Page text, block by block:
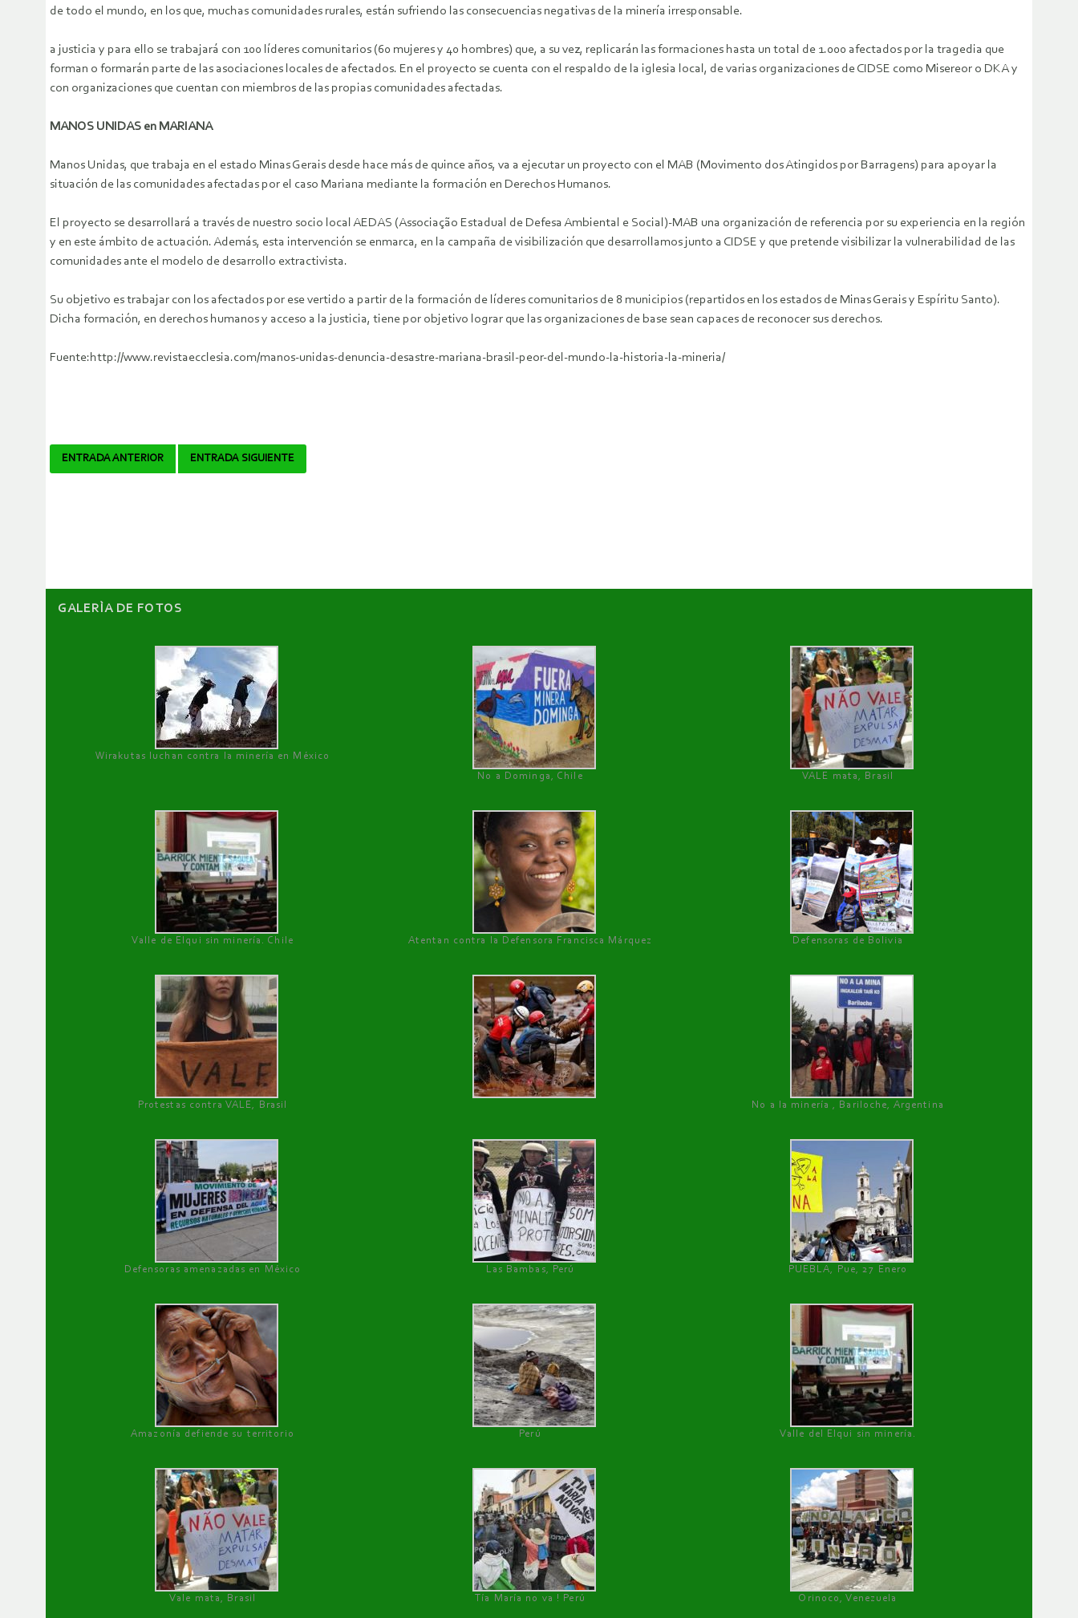
de todo el mundo, en los que, muchas comunidades rurales, están sufriendo las consecuencias negativas de la minería irresponsable.
a justicia y para ello se trabajará con 100 líderes comunitarios (60 mujeres y 40 hombres) que, a su vez, replicarán las formaciones hasta un total de 1.000 afectados por la tragedia que
forman o formarán parte de las asociaciones locales de afectados. En el proyecto se cuenta con el respaldo de la iglesia local, de varias organizaciones de CIDSE como Misereor o DKA y
con organizaciones que cuentan con miembros de las propias comunidades afectadas.
MANOS UNIDAS en MARIANA
Manos Unidas, que trabaja en el estado Minas Gerais desde hace más de quince años, va a ejecutar un proyecto con el MAB (Movimento dos Atingidos por Barragens) para apoyar la
situación de las comunidades afectadas por el caso Mariana mediante la formación en Derechos Humanos.
El proyecto se desarrollará a través de nuestro socio local AEDAS (Associação Estadual de Defesa Ambiental e Social)-MAB una organización de referencia por su experiencia en la región
y en este ámbito de actuación. Además, esta intervención se enmarca, en la campaña de visibilización que desarrollamos junto a CIDSE y que pretende visibilizar la vulnerabilidad de las
comunidades ante el modelo de desarrollo extractivista.
Su objetivo es trabajar con los afectados por ese vertido a partir de la formación de líderes comunitarios de 8 municipios (repartidos en los estados de Minas Gerais y Espíritu Santo).
Dicha formación, en derechos humanos y acceso a la justicia, tiene por objetivo lograr que las organizaciones de base sean capaces de reconocer sus derechos.
Fuente:http://www.revistaecclesia.com/manos-unidas-denuncia-desastre-mariana-brasil-peor-del-mundo-la-historia-la-mineria/
Navegador
ENTRADA ANTERIOR ENTRADA SIGUIENTE
GALERÌA DE FOTOS
Wirakutas luchan contra la minería en México
No a Dominga, Chile
VALE mata, Brasil
Valle de Elqui sin minería. Chile Atentan contra la Defensora Francisca Márquez Defensoras de Bolivia
Protestas contra VALE, Brasil No a la minería , Bariloche, Argentina
Defensoras amenazadas en México Las Bambas, Perú PUEBLA, Pue, 27 Enero
Amazonía defiende su territorio Perú Valle del Elqui sin minería.
Vale mata, Brasil Tía María no va ! Perú Orinoco, Venezuela